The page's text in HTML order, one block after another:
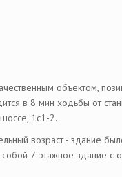
объектом,
в 8 мин ходьбы от
1с1-2.
возраст - здание
7-этажное здание с